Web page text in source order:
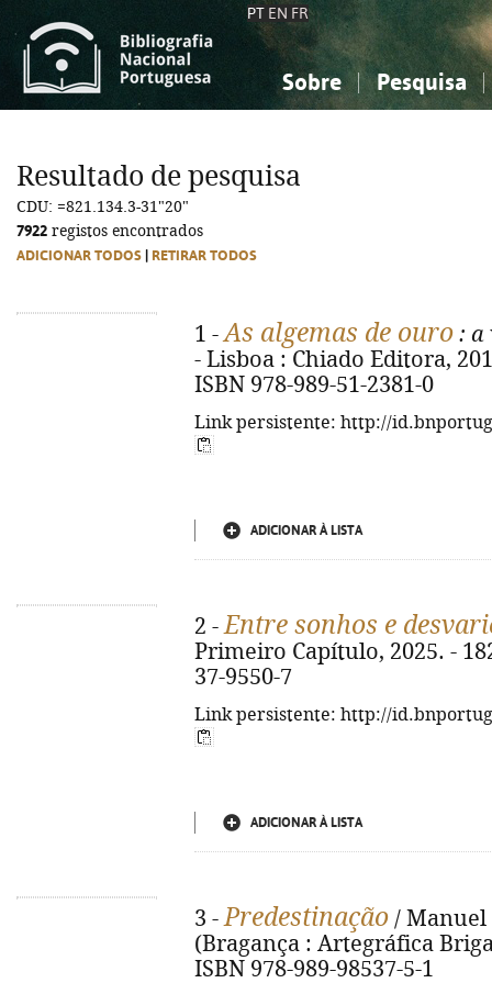
PT EN FR
Sobre Pesquisa
Ciências sociais...
Ciências sociais...
Resultado de pesquisa
CDU: =821.134.3-31"20"
7922 registos encontrados
ADICIONAR TODOS RETIRAR TODOS
1 -As algemas de ouro : a
- Lisboa : Chiado Editora,
ISBN 978-989-51-2381-0
Link persistente: http://
ADICIONAR À LISTA
2 -Entre sonhos e
Primeiro Capítulo, 2025. -
37-9550-7
Link persistente: http://
ADICIONAR À LISTA
3 -Predestinação / Manuel
(Bragança : Artegráfica
ISBN 978-989-98537-5-1